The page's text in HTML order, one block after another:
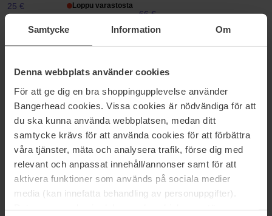
Samtycke Information Om
Denna webbplats använder cookies
För att ge dig en bra shoppingupplevelse använder
Bangerhead cookies. Vissa cookies är nödvändiga för att
du ska kunna använda webbplatsen, medan ditt
samtycke krävs för att använda cookies för att förbättra
våra tjänster, mäta och analysera trafik, förse dig med
relevant och anpassat innehåll/annonser samt för att
aktivera funktioner som används på sociala medier
media (kan innefatta behandling av personuppgifter).
25 €
Normaali hinta
Loppu varastosta
66 €
Normaali hinta 74 €
125 ml
20 €
Protective Mist
33 €
Schwarzkopf
Gliss Scalp Balance Purifying
Serum
100 ml
9 €
Aveda
Scalp Solutions Exfoliating Scalp
Treatment
150 ml
37 € Loppu varastosta